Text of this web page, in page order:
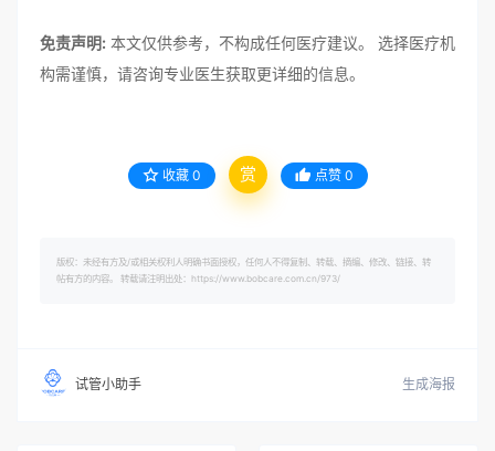
免责声明: 本文仅供参考，不构成任何医疗建议。 选择医疗机
构需谨慎，请咨询专业医生获取更详细的信息。
收藏 0 赏 点赞 0
版权：未经有方及/或相关权利人明确书面授权，任何人不得复制、转载、摘编、修改、链接、转
帖有方的内容。 转载请注明出处：https://www.bobcare.com.cn/973/
试管小助手 生成海报